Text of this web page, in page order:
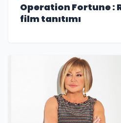
Operation Fortune :
film tanıtımı